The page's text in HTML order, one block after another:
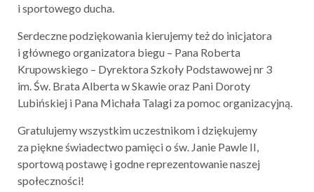
i sportowego ducha.
Serdeczne podziękowania kierujemy też do inicjatora
i głównego organizatora biegu – Pana Roberta
Krupowskiego – Dyrektora Szkoły Podstawowej nr 3
im. Św. Brata Alberta w Skawie oraz Pani Doroty
Lubińskiej i Pana Michała Talagi za pomoc organizacyjną.
Gratulujemy wszystkim uczestnikom i dziękujemy
za piękne świadectwo pamięci o św. Janie Pawle II,
sportową postawę i godne reprezentowanie naszej
społeczności!